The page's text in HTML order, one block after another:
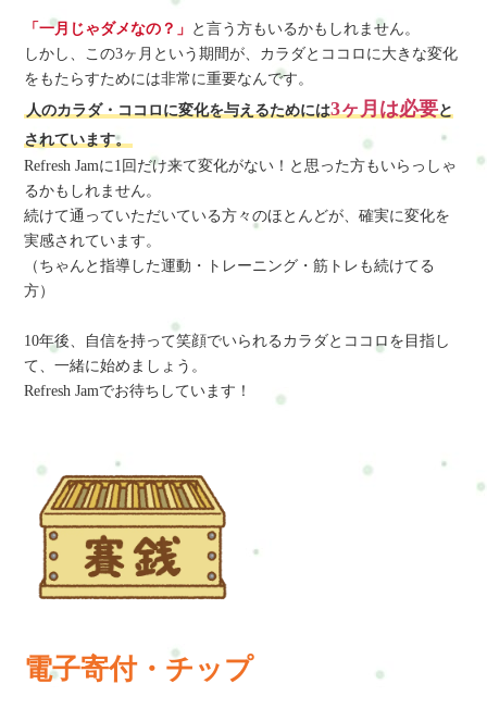
「一月じゃダメなの？」 と言う方もいるかもしれません。
しかし、この3ヶ月という期間が、カラダとココロに大きな変化
をもたらすためには非常に重要なんです。
人のカラダ・ココロに変化を与えるためには3ヶ月は必要と
されています。
Refresh Jamに1回だけ来て変化がない！と思った方もいらっしゃ
るかもしれません。
続けて通っていただいている方々のほとんどが、確実に変化を
実感されています。
（ちゃんと指導した運動・トレーニング・筋トレも続けてる
方）
10年後、自信を持って笑顔でいられるカラダとココロを目指し
て、一緒に始めましょう。
Refresh Jamでお待ちしています！
電子寄付・チップ